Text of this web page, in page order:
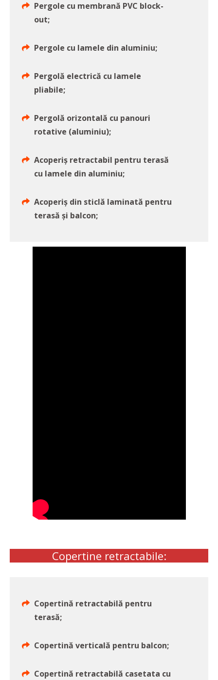
Pergole cu membrană PVC block-
out;
Pergole cu lamele din aluminiu;
Pergolă electrică cu lamele
pliabile;
Pergolă orizontală cu panouri
rotative (aluminiu);
Acoperiș retractabil pentru terasă
cu lamele din aluminiu;
Acoperiș din sticlă laminată pentru
terasă și balcon;
Copertine retractabile:
Copertină retractabilă pentru
terasă;
Copertină verticală pentru balcon;
Copertină retractabilă casetata cu